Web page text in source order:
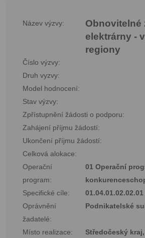
Název výzvy:
Obnovitelné
elektrárny -
regiony
Číslo výzvy:
Druh vyzvy:
Model hodnocení:
Stav výzvy:
Zpřístupnění žádosti o podporu:
Zahájení příjmu žádostí:
Ukončení příjmu žádostí:
Celková alokace:
Operační
program:
01 Operační
Specifické cíle:
Oprávnění
žadatelé:
Podnikatelské
Místo realizace:
Středočeský